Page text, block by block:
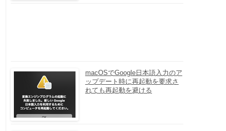
macOSでGoogle日本語入力のア
ップデート時に再起動を要求さ
れても再起動を避ける